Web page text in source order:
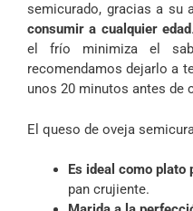
semicurado, gracias a su
consumir a cualquier edad
el frío minimiza el
recomendamos dejarlo a
unos 20 minutos antes de
El queso de oveja
Es ideal como plato
pan crujiente.